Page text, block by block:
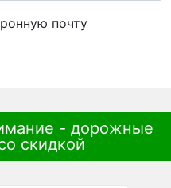
почту
- дорожные
скидкой